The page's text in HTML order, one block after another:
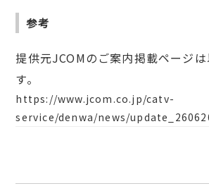
参考
提供元JCOMのご案内掲載ページ
す。
https://www.jcom.co.jp/catv-
service/denwa/news/